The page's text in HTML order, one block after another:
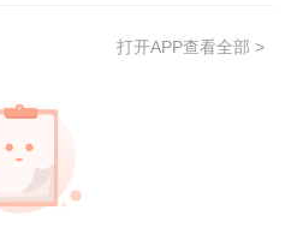
续注册的,注册初审机
关,注册机关应当自受理
当提交下列材料：
打开APP查看全部 >